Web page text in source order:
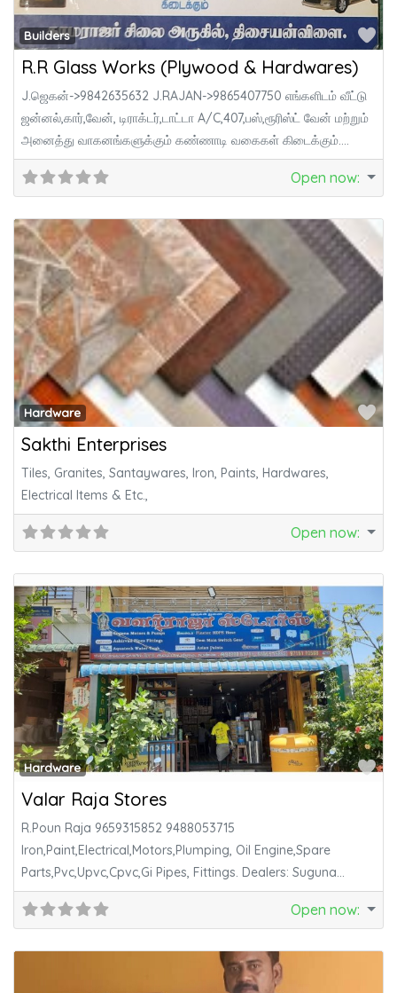
Builders
R.R Glass Works (Plywood & Hardwares)
J.ஜெகன்->9842635632 J.RAJAN->9865407750 எங்களிடம் வீட்டு
ஜன்னல்,கார்,வேன், டிராக்டர்,டாட்டா A/C,407,பஸ்,ரூரிஸ்ட் வேன் மற்றும்
அனைத்து வாகனங்களுக்கும் கண்ணாடி வகைகள் கிடைக்கும்.
அலுமினியம் பார்டிஷன் பிளைவுட் சீட், மைக்கா சீட்,PVC
Open now:
Hardware
Sakthi Enterprises
Tiles, Granites, Santaywares, Iron, Paints, Hardwares,
Electrical Items & Etc.,
Open now:
Hardware
Valar Raja Stores
R.Poun Raja 9659315852 9488053715
Iron,Paint,Electrical,Motors,Plumping, Oil Engine,Spare
Parts,Pvc,Upvc,Cpvc,Gi Pipes, Fittings. Dealers: Suguna
Motors,Fine Tech Hdpe Hose,Asian Paints, Aasirvadh Pipes.
Open now: